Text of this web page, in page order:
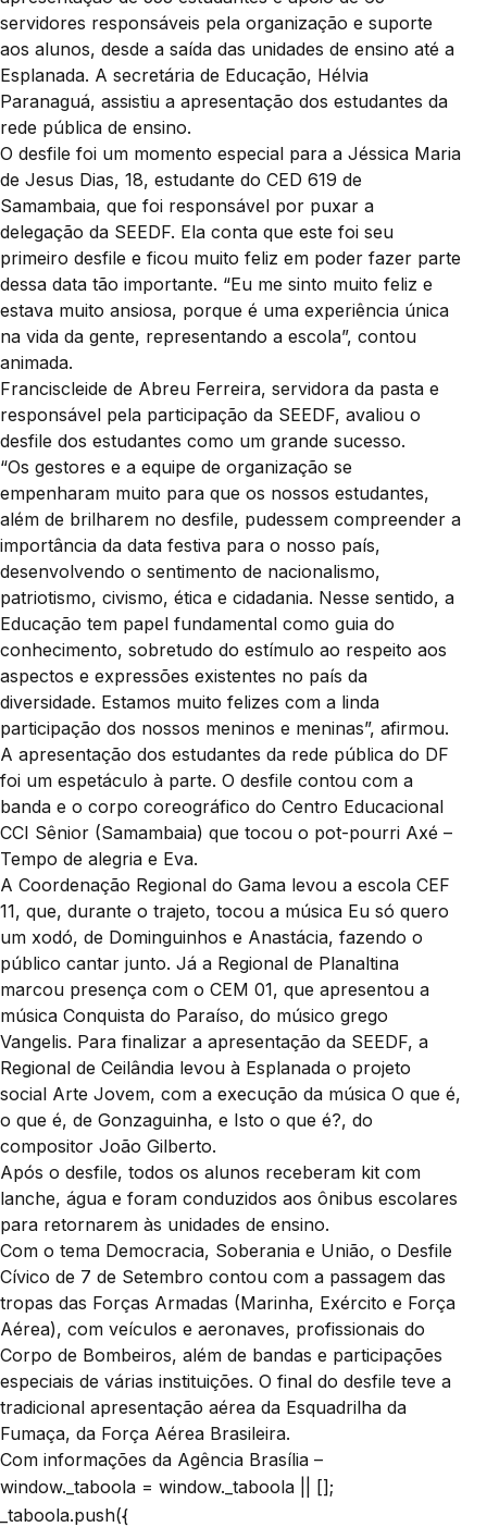
servidores responsáveis pela organização e suporte
aos alunos, desde a saída das unidades de ensino até a
Esplanada. A secretária de Educação, Hélvia
Paranaguá, assistiu a apresentação dos estudantes da
rede pública de ensino.
O desfile foi um momento especial para a Jéssica Maria
de Jesus Dias, 18, estudante do CED 619 de
Samambaia, que foi responsável por puxar a
delegação da SEEDF. Ela conta que este foi seu
primeiro desfile e ficou muito feliz em poder fazer parte
dessa data tão importante. “Eu me sinto muito feliz e
estava muito ansiosa, porque é uma experiência única
na vida da gente, representando a escola”, contou
animada.
Franciscleide de Abreu Ferreira, servidora da pasta e
responsável pela participação da SEEDF, avaliou o
desfile dos estudantes como um grande sucesso.
“Os gestores e a equipe de organização se
empenharam muito para que os nossos estudantes,
além de brilharem no desfile, pudessem compreender a
importância da data festiva para o nosso país,
desenvolvendo o sentimento de nacionalismo,
patriotismo, civismo, ética e cidadania. Nesse sentido, a
Educação tem papel fundamental como guia do
conhecimento, sobretudo do estímulo ao respeito aos
aspectos e expressões existentes no país da
diversidade. Estamos muito felizes com a linda
participação dos nossos meninos e meninas”, afirmou.
A apresentação dos estudantes da rede pública do DF
foi um espetáculo à parte. O desfile contou com a
banda e o corpo coreográfico do Centro Educacional
CCI Sênior (Samambaia) que tocou o pot-pourri Axé –
Tempo de alegria e Eva.
A Coordenação Regional do Gama levou a escola CEF
11, que, durante o trajeto, tocou a música Eu só quero
um xodó, de Dominguinhos e Anastácia, fazendo o
público cantar junto. Já a Regional de Planaltina
marcou presença com o CEM 01, que apresentou a
música Conquista do Paraíso, do músico grego
Vangelis. Para finalizar a apresentação da SEEDF, a
Regional de Ceilândia levou à Esplanada o projeto
social Arte Jovem, com a execução da música O que é,
o que é, de Gonzaguinha, e Isto o que é?, do
compositor João Gilberto.
Após o desfile, todos os alunos receberam kit com
lanche, água e foram conduzidos aos ônibus escolares
para retornarem às unidades de ensino.
Com o tema Democracia, Soberania e União, o Desfile
Cívico de 7 de Setembro contou com a passagem das
tropas das Forças Armadas (Marinha, Exército e Força
Aérea), com veículos e aeronaves, profissionais do
Corpo de Bombeiros, além de bandas e participações
especiais de várias instituições. O final do desfile teve a
tradicional apresentação aérea da Esquadrilha da
Fumaça, da Força Aérea Brasileira.
Com informações da Agência Brasília –
window._taboola = window._taboola || [];
_taboola.push({